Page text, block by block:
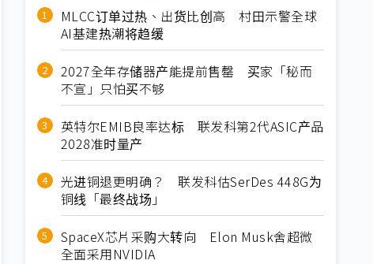
MLCC订单过热、出货比创高 村田示警全球
AI基建热潮将趋缓
2027全年存储器产能提前售罄 买家「秘而
不宣」只怕买不够
英特尔EMIB良率达标 联发科第2代ASIC产品
2028准时量产
光进铜退更明确？ 联发科估SerDes 448G为
铜线「最终战场」
SpaceX芯片采购大转向 Elon Musk舍超微
全面采用NVIDIA